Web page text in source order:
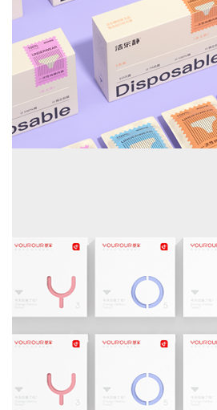
洁乐静-品牌包装设计
品牌策划--品牌形象设计-品牌包装设